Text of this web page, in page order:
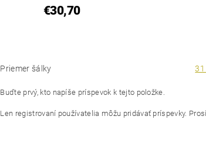
€30,70
Priemer šálky 31
Buďte prvý, kto napíše príspevok k tejto položke.
Len registrovaní používatelia môžu pridávať príspevky.